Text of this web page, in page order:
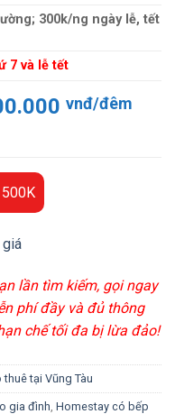
300k/ng ngày lễ, tết
7 và lễ tết
vnđ/
vnđ/đêm
lần tìm kiếm, gọi ngay
phí đầy và đủ thông
chế tối đa bị lừa đảo!
tại Vũng Tàu
gia đình Homestay có bếp